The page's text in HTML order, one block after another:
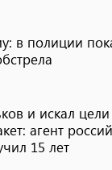
в полиции
и искал цели
агент
15 лет